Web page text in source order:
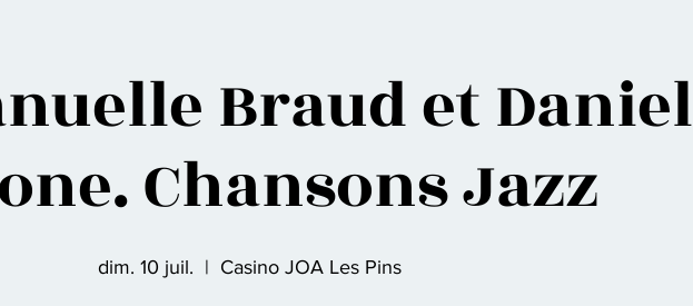
Braud et Daniel
Chansons Jazz
dim. 10 juil.
  |
Casino JOA Les Pins